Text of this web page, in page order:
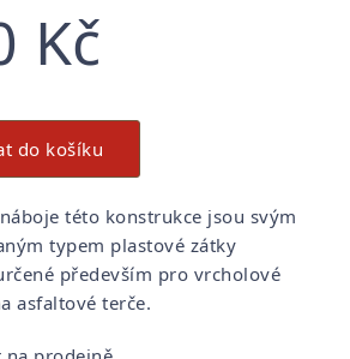
Kč
do košíku
této konstrukce jsou svým
typem plastové zátky
především pro vrcholové
asfaltové terče.